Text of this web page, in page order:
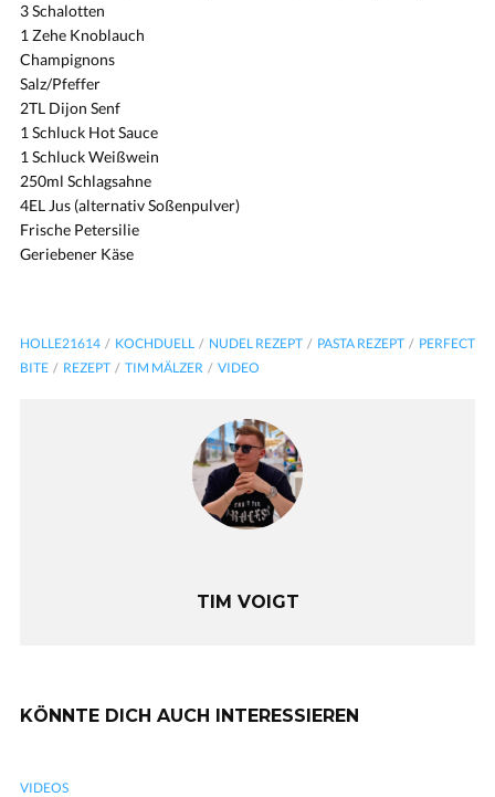
3 Schalotten
1 Zehe Knoblauch
Champignons
Salz/Pfeffer
2TL Dijon Senf
1 Schluck Hot Sauce
1 Schluck Weißwein
250ml Schlagsahne
4EL Jus (alternativ Soßenpulver)
Frische Petersilie
Geriebener Käse
HOLLE21614 KOCHDUELL NUDEL REZEPT PASTA REZEPT
PERFECT
BITE
REZEPT TIM MÄLZER VIDEO
TIM VOIGT
KÖNNTE DICH AUCH INTERESSIEREN
VIDEOS